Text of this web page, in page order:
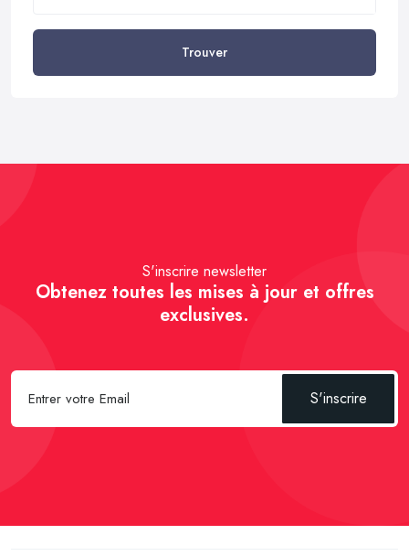
Trouver
S'inscrire newsletter
Obtenez toutes les mises à jour et offres
exclusives.
S'inscrire